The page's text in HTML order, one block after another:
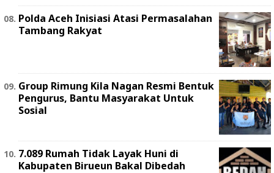
Polda Aceh Inisiasi Atasi Permasalahan
Tambang Rakyat
Group Rimung Kila Nagan Resmi Bentuk
Pengurus, Bantu Masyarakat Untuk
Sosial
7.089 Rumah Tidak Layak Huni di
Kabupaten Birueun Bakal Dibedah